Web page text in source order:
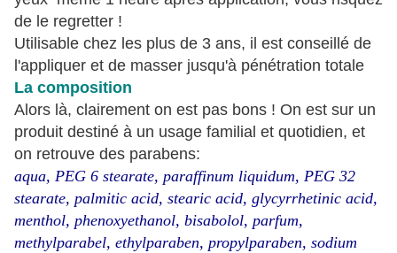
de le regretter !
Utilisable chez les plus de 3 ans, il est conseillé de
l'appliquer et de masser jusqu'à pénétration totale
La composition
Alors là, clairement on est pas bons ! On est sur un
produit destiné à un usage familial et quotidien, et
on retrouve des parabens:
aqua, PEG 6 stearate, paraffinum liquidum, PEG 32
stearate, palmitic acid, stearic acid, glycyrrhetinic acid,
menthol, phenoxyethanol, bisabolol, parfum,
methylparabel, ethylparaben, propylparaben, sodium